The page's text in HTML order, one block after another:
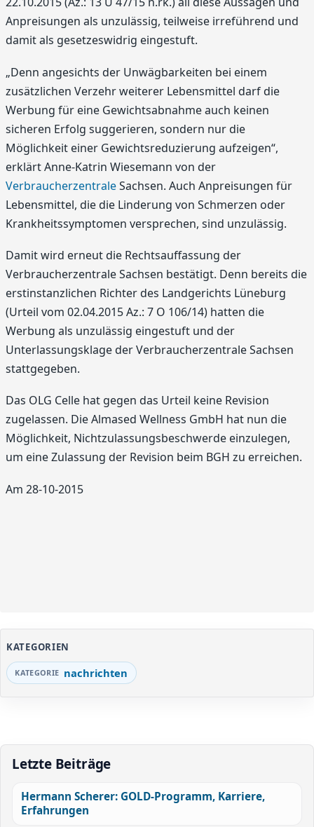
Anpreisungen als unzulässig, teilweise irreführend und
damit als gesetzeswidrig eingestuft.
„Denn angesichts der Unwägbarkeiten bei einem
zusätzlichen Verzehr weiterer Lebensmittel darf die
Werbung für eine Gewichtsabnahme auch keinen
sicheren Erfolg suggerieren, sondern nur die
Möglichkeit einer Gewichtsreduzierung aufzeigen“,
erklärt Anne-Katrin Wiesemann von der
VerbraucherzentraleSachsen. Auch Anpreisungen für
Lebensmittel, die die Linderung von Schmerzen oder
Krankheitssymptomen versprechen, sind unzulässig.
Damit wird erneut die Rechtsauffassung der
Verbraucherzentrale Sachsen bestätigt. Denn bereits die
erstinstanzlichen Richter des Landgerichts Lüneburg
(Urteil vom 02.04.2015 Az.: 7 O 106/14) hatten die
Werbung als unzulässig eingestuft und der
Unterlassungsklage der Verbraucherzentrale Sachsen
stattgegeben.
Das OLG Celle hat gegen das Urteil keine Revision
zugelassen. Die Almased Wellness GmbH hat nun die
Möglichkeit, Nichtzulassungsbeschwerde einzulegen,
um eine Zulassung der Revision beim BGH zu erreichen.
Am 28-10-2015
KATEGORIEN
nachrichten
Letzte Beiträge
Hermann Scherer: GOLD-Programm, Karriere,
Erfahrungen